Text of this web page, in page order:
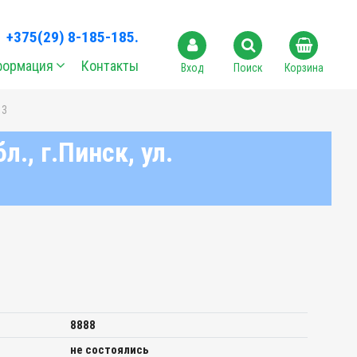
+375(29) 8-185-185.
Контакты Вход Поиск Корзина
г.Пинск, ул.
8888
не состоялись